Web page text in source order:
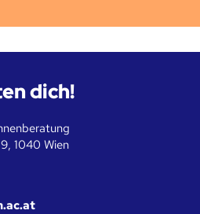
dich!
1040 Wien